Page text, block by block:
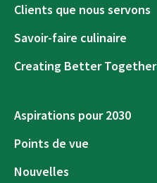
Clients que nous servons
Savoir-faire culinaire
Creating Better Together
Aspirations pour 2030
Points de vue
Nouvelles